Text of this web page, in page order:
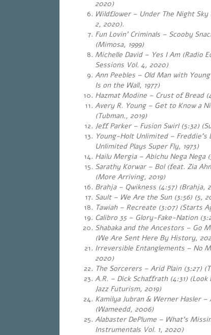
2020)
Wildflower – Under The Night Sky
2, 2020).
Fun Lovin’ Criminals – Scooby
(Mimosa, 1999)
Michelle David – Yes I Am (Radio
Sessions Vol. 4, 2020)
Ann Peebles – Old Man with
Is on the Wall, 1977)
Hazmat Modine – Crust of Bread
Avery R. Young – Get to Know a
(Tubman., 2019)
Jeff Parker – Fusion Swirl (5:32)
Young-Holt Unlimited – Freddie’s
Unlimited Plays Super Fly, 1973)
Hailu Mergia – Abichu Nega Nega
Sarathy Korwar – Bol (feat. Zia
(More Arriving, 2019)
Brahja – Qwikness (4:57) (Brahja,
Sault – We Are the Sun (3:56) (5,
Tawiah – Recreate (3:07) (Starts
Calibro 35 – Glory-Fake-Nation
Shabaka and the Ancestors – Go
(We Are Sent Here By History,
Irreversible Entanglements – No
2020)
The Sorcerers – Arid Plain (3:27)
A.R. – Dick Schaffrath (4:31)
Jazz Futurism, 2019)
Kamilya Jubran & Werner Hasler
(Wameedd, 2006)
Alabaster DePlume – What’s
Instrumentals Vol. 1, 2020)